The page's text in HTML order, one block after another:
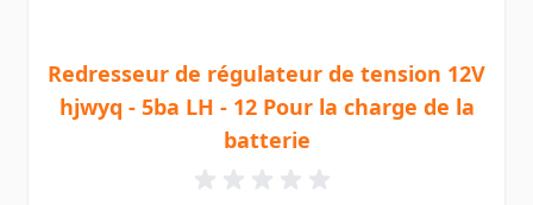
Redresseur de régulateur de tension 12V
hjwyq - 5ba LH - 12 Pour la charge de la
batterie